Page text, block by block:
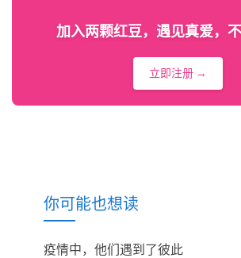
加入两颗红豆，遇见真爱，不
立即注册 →
你可能也想读
疫情中，他们遇到了彼此